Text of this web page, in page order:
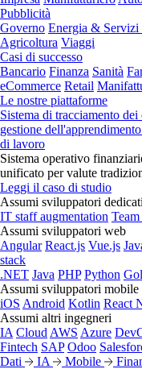
Pubblicità
Governo Energia & Servizi
Agricoltura Viaggi
Casi di successo
Bancario Finanza Sanità
eCommerce Retail
Le nostre piattaforme
Sistema di tracciamento
gestione
di lavoro
Sistema operativo
unificato per valute
Leggi il caso di studio
Assumi sviluppatori dedicati
IT staff augmentation
Assumi sviluppatori web
Angular React.js Vue.js
stack
.NET Java PHP Python
Assumi sviluppatori mobile
iOS Android Kotlin React
Assumi altri ingegneri
IA Cloud AWS Azure
Fintech SAP Odoo
Dati
IA Mobile